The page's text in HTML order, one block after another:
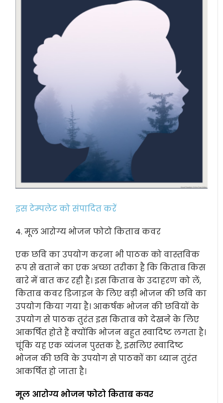
इस टेम्पलेट को संपादित करें
4. मूल आरोग्य भोजन फोटो किताब कवर
एक छवि का उपयोग करना भी पाठक को वास्तविक
रूप से बताने का एक अच्छा तरीका है कि किताब किस
बारे में बात कर रही है। इस किताब के उदाहरण को लें,
किताब कवर डिजाइन के लिए बड़ी भोजन की छवि का
उपयोग किया गया है। आकर्षक भोजन की छवियों के
उपयोग से पाठक तुरंत इस किताब को देखने के लिए
आकर्षित होते हैं क्योंकि भोजन बहुत स्वादिष्ट लगता है।
चूंकि यह एक व्यंजन पुस्तक है, इसलिए स्वादिष्ट
भोजन की छवि के उपयोग से पाठकों का ध्यान तुरंत
आकर्षित हो जाता है।
मूल आरोग्य भोजन फोटो किताब कवर